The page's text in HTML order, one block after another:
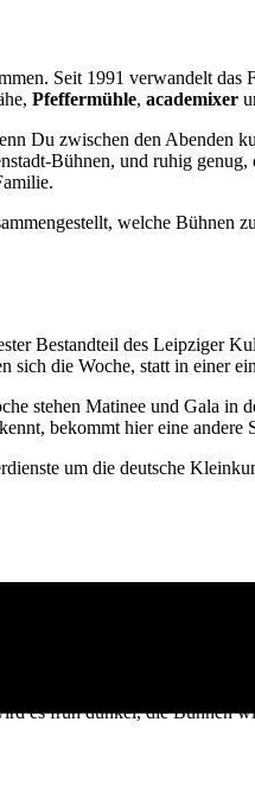
Seit 1991 verwandelt das
Pfeffermühle, academixer
Du zwischen den Abenden
Bühnen, und ruhig
welche Bühnen
Bestandteil des Leipziger
sich die Woche, statt in einer
stehen Matinee und Gala
bekommt hier eine andere
um die deutsche
wechselst Du zwischen
letzten Sonntag.
nicht alles schaffen. Viele
der Lachmesse oft einen
es früh dunkel, die Bühnen